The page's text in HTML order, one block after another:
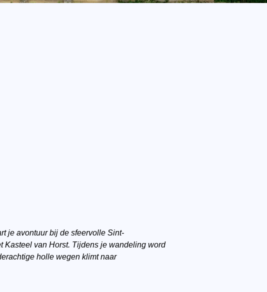
je avontuur bij de sfeervolle Sint-
Kasteel van Horst. Tijdens je wandeling word
holle wegen klimt naar